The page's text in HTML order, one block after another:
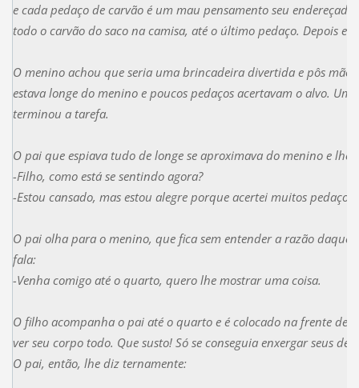
e cada pedaço de carvão é um mau pensamento seu endereçado
todo o carvão do saco na camisa, até o último pedaço. Depois
O menino achou que seria uma brincadeira divertida e pôs
estava longe do menino e poucos pedaços acertavam o alvo.
terminou a tarefa.
O pai que espiava tudo de longe se aproximava do menino e lhe
-Filho, como está se sentindo agora?
-Estou cansado, mas estou alegre porque acertei muitos pedaços
O pai olha para o menino, que fica sem entender a razão
fala:
-Venha comigo até o quarto, quero lhe mostrar uma coisa.
O filho acompanha o pai até o quarto e é colocado na frente de
ver seu corpo todo. Que susto! Só se conseguia enxergar seus
O pai, então, lhe diz ternamente: